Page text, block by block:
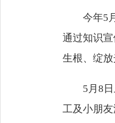
今年5
通过知识
生根、绽放
5月8
工及小朋